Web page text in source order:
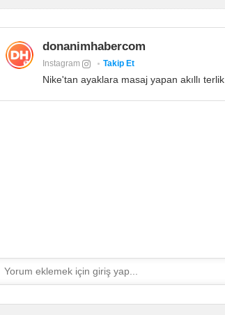
donanimhabercom
Instagram Takip Et
Nike'tan ayaklara masaj yapan akıllı terlik